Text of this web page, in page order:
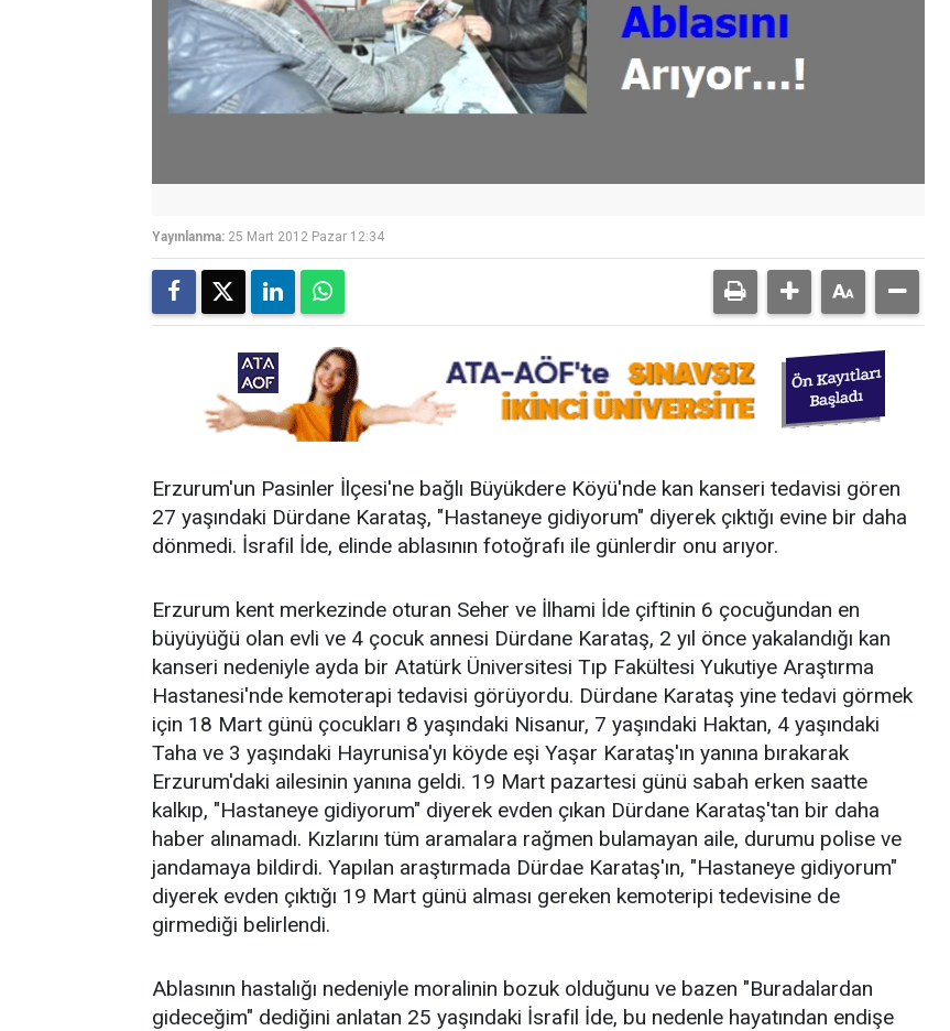
Yayınlanma: 25 Mart 2012 Pazar 12:34
Erzurum'un Pasinler İlçesi'ne bağlı Büyükdere Köyü'nde kan kanseri tedavisi gören
27 yaşındaki Dürdane Karataş, "Hastaneye gidiyorum" diyerek çıktığı evine bir daha
dönmedi. İsrafil İde, elinde ablasının fotoğrafı ile günlerdir onu arıyor.
Erzurum kent merkezinde oturan Seher ve İlhami İde çiftinin 6 çocuğundan en
büyüyüğü olan evli ve 4 çocuk annesi Dürdane Karataş, 2 yıl önce yakalandığı kan
kanseri nedeniyle ayda bir Atatürk Üniversitesi Tıp Fakültesi Yukutiye Araştırma
Hastanesi'nde kemoterapi tedavisi görüyordu. Dürdane Karataş yine tedavi görmek
için 18 Mart günü çocukları 8 yaşındaki Nisanur, 7 yaşındaki Haktan, 4 yaşındaki
Taha ve 3 yaşındaki Hayrunisa'yı köyde eşi Yaşar Karataş'ın yanına bırakarak
Erzurum'daki ailesinin yanına geldi. 19 Mart pazartesi günü sabah erken saatte
kalkıp, "Hastaneye gidiyorum" diyerek evden çıkan Dürdane Karataş'tan bir daha
haber alınamadı. Kızlarını tüm aramalara rağmen bulamayan aile, durumu polise ve
jandamaya bildirdi. Yapılan araştırmada Dürdae Karataş'ın, "Hastaneye gidiyorum"
diyerek evden çıktığı 19 Mart günü alması gereken kemoteripi tedevisine de
girmediği belirlendi.
Ablasının hastalığı nedeniyle moralinin bozuk olduğunu ve bazen "Buradalardan
gideceğim" dediğini anlatan 25 yaşındaki İsrafil İde, bu nedenle hayatından endişe